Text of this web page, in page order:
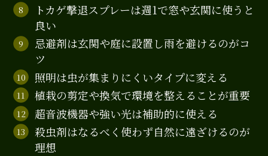
トカゲ撃退スプレーは週1で窓や玄関に使うと
良い
忌避剤は玄関や庭に設置し雨を避けるのがコ
ツ
照明は虫が集まりにくいタイプに変える
植栽の剪定や換気で環境を整えることが重要
超音波機器や強い光は補助的に使える
殺虫剤はなるべく使わず自然に遠ざけるのが
理想